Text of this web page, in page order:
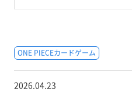
ONE PIECEカードゲーム
2026.04.23